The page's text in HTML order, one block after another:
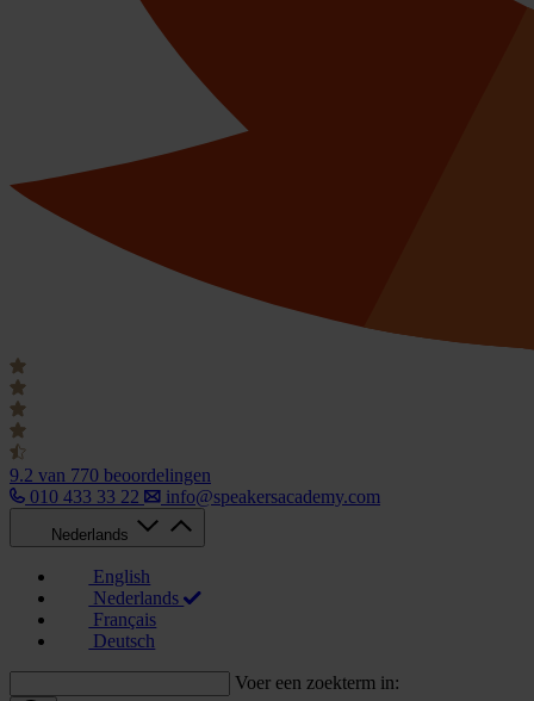
9.2 van 770 beoordelingen
010 433 33 22
info@speakersacademy.com
Nederlands
English
Nederlands
Français
Deutsch
Voer een zoekterm in: